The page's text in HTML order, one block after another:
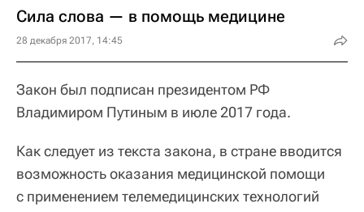
Сила слова — в помощь медицине
28 декабря 2017, 14:45
Закон был подписан президентом РФ
Владимиром Путиным в июле 2017 года.
Как следует из текста закона, в стране вводится
возможность оказания медицинской помощи
с применением телемедицинских технологий